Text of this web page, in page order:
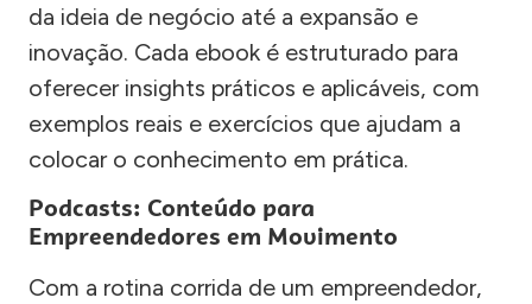
da ideia de negócio até a expansão e
inovação. Cada ebook é estruturado para
oferecer insights práticos e aplicáveis, com
exemplos reais e exercícios que ajudam a
colocar o conhecimento em prática.
Podcasts: Conteúdo para
Empreendedores em Movimento
Com a rotina corrida de um empreendedor,